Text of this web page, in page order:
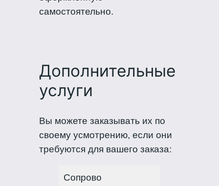
самостоятельно.
Дополнительные
услуги
Вы можете заказывать их по
своему усмотрению, если они
требуются для вашего заказа:
Сопрово